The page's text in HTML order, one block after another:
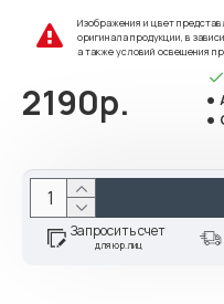
Изображения и цвет
оригинала продукции, в
а также условий освещения
2190р.
Запросить счет
для юр.лиц